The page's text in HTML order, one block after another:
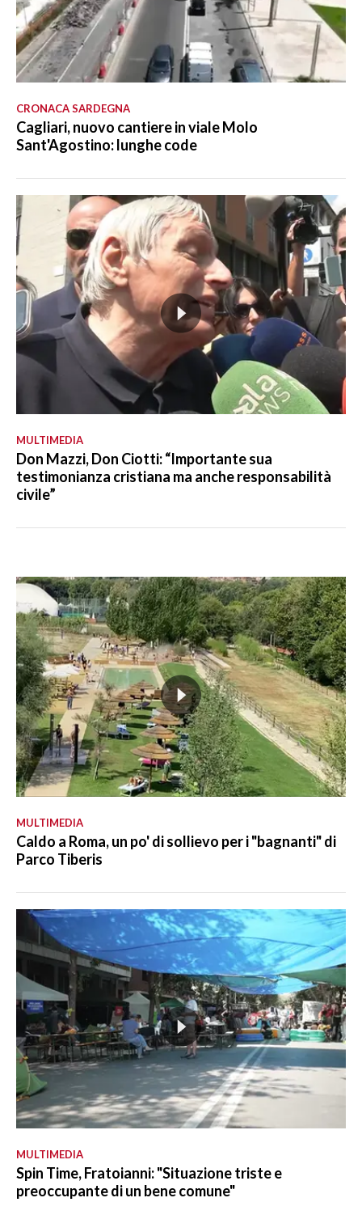
CRONACA SARDEGNA
Cagliari, nuovo cantiere in viale Molo
Sant'Agostino: lunghe code
MULTIMEDIA
Don Mazzi, Don Ciotti: “Importante sua
testimonianza cristiana ma anche responsabilità
civile”
MULTIMEDIA
Caldo a Roma, un po' di sollievo per i "bagnanti" di
Parco Tiberis
MULTIMEDIA
Spin Time, Fratoianni: "Situazione triste e
preoccupante di un bene comune"